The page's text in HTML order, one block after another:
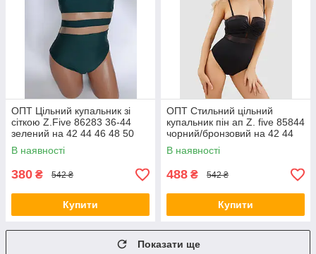
ОПТ Цільний купальник зі
сіткою Z.Five 86283 36-44
зелений на 42 44 46 48 50
розмір
В наявності
380 ₴ 542 ₴
Купити
ОПТ Стильний цільний
купальник пін ап Z. five 85844
чорний/бронзовий на 42 44
46 48 розмір
В наявності
488 ₴ 542 ₴
Купити
Показати ще